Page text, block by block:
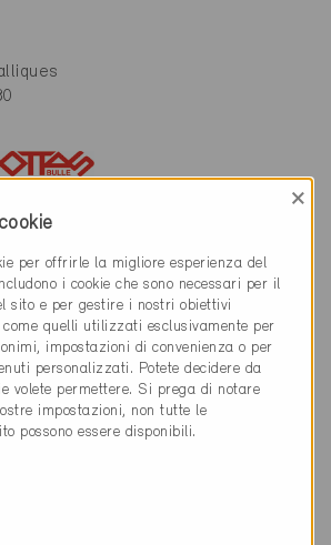
×
per offrirle la migliore esperienza del
i cookie che sono necessari per il
sito e per gestire i nostri obiettivi
quelli utilizzati esclusivamente per
impostazioni di convenienza o per
personalizzati. Potete decidere da
volete permettere. Si prega di notare
impostazioni, non tutte le
possono essere disponibili.